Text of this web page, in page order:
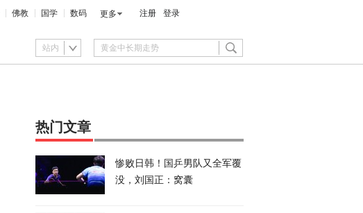
佛教 国学 数码 更多 注册 登录
站内
热门文章
惨败日韩！国乒男队又全军覆
没，刘国正：窝囊